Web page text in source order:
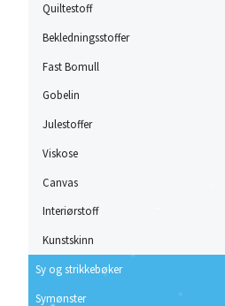
Quiltestoff
Bekledningsstoffer
Fast Bomull
Gobelin
Julestoffer
Viskose
Canvas
Interiørstoff
Kunstskinn
Sy og strikkebøker
Symønster